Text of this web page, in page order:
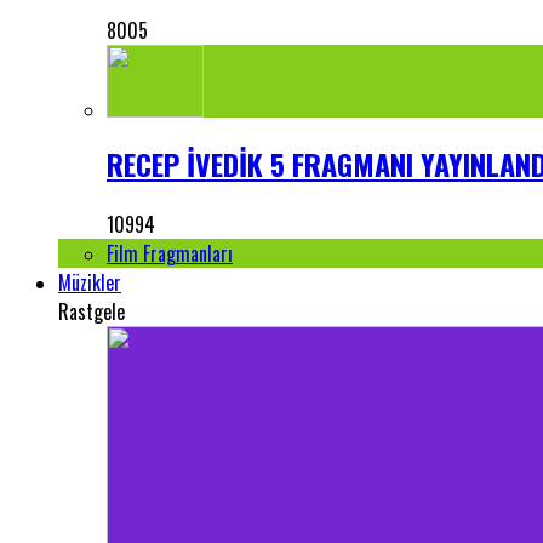
8005
RECEP İVEDİK 5 FRAGMANI
10994
Film Fragmanları
Müzikler
Rastgele